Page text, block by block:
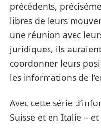
précédents,
libres de leurs
une réunion avec
juridiques, ils
coordonner leurs
les informations de
Avec cette série
Suisse et en Italie –